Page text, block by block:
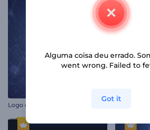
Logo com Glitter Cintilante
Alguma coisa deu errado.
went wrong. Failed to
Got it